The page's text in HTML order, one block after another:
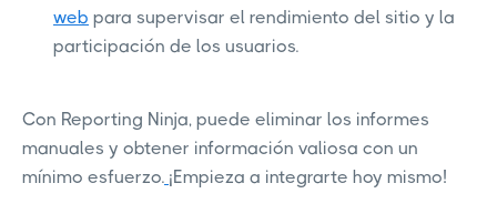
web para supervisar el rendimiento del sitio y la
participación de los usuarios.
Con Reporting Ninja, puede eliminar los informes
manuales y obtener información valiosa con un
mínimo esfuerzo. ¡Empieza a integrarte hoy mismo!